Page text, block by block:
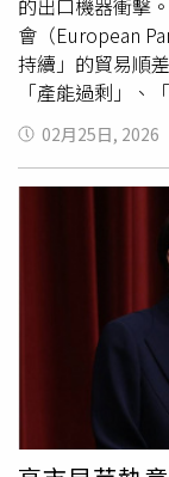
接近110美元，
IMF、IEA與WB
估戰爭對能源與
「聯合國世界糧
組織」（FAO）
月中旬表示，若
餓，喬治艾娃解
受阻，危機可能
跨國銀行集團「
及北亞區首席經
的唯一標準，因
完成。他補充，
施，以人民幣計
法全面追蹤。在
層論壇」（
示，北京將穩步
支付系統的跨境
（International
人民銀行副行長
便宜、更快速
環。在中美雙邊
化」（
加大力度發展替
統的依賴。中國
的出口機器衝擊
會（European
持續」的貿易順
「產能過剩」、
題。同時，他也
合動力車對歐盟
盟執委會貿易和
「去年我們對
顯，從中長期來
組織
（GDP）的4%
出：「我們目前
在我們經濟安
程序。」他補充
往往必須依賴
往往錯失真正需
易委員會（
02月25日, 2026